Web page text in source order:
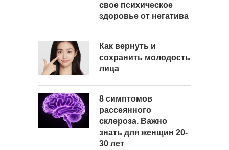
свое психическое
здоровье от негатива
Как вернуть и
сохранить молодость
лица
8 симптомов
рассеянного
склероза. Важно
знать для женщин 20-
30 лет